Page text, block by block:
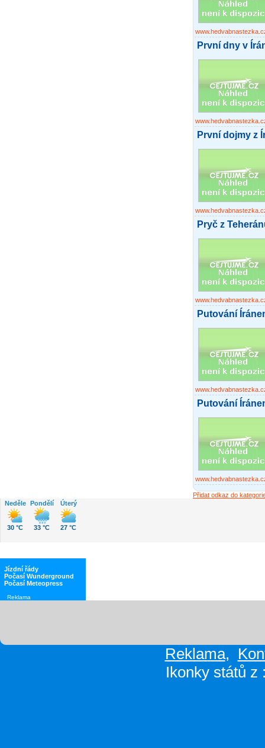
První dny v
První dojmy z
Pryč z
Putování
Putování
Přidat odkaz do
Neděle
30 °C
Pondělí
33 °C
Úterý
27 °C
Jízdní řády
Počasí Wunderground
Počasí Meteopress
Reklama
Reklama,
Ikonky států z